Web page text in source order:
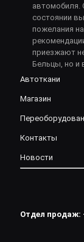
автомобиля.
состоянии
пожелания
приезжают
Бельцы, но и
Автоткани
Магазин
Контакты
Новости
Отдел продаж: